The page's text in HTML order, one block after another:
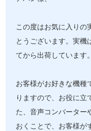
この度はお気に入りの
とうございます。実機
てから出荷しています。
お客様がお好きな機種
りますので、お役に立
た、音声コンバーター
おくことで、お客様が